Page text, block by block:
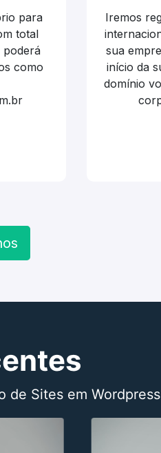
para
total
poderá
como
Iremos
sua
início da
domínio
de Sites em Wordpress